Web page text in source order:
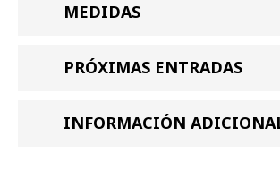
MEDIDAS
PRÓXIMAS ENTRADAS
INFORMACIÓN